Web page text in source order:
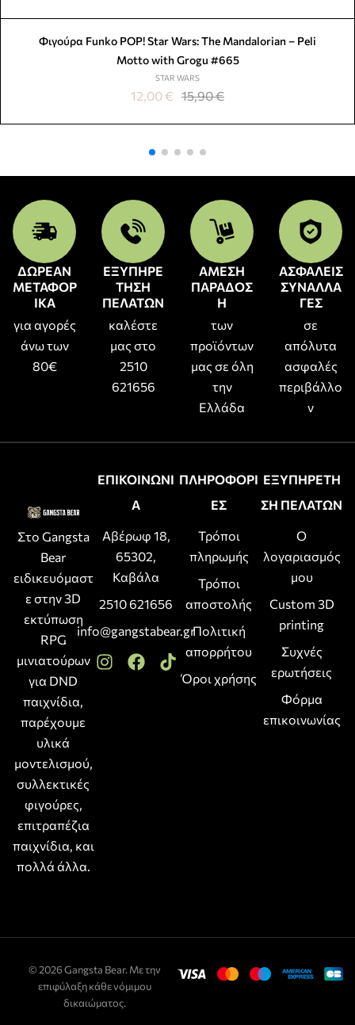
Φιγούρα Funko POP! Star Wars: The Mandalorian – Peli
Motto with Grogu #665
STAR WARS
15,90€
12,00€
ΔΩΡΕΑΝ
ΜΕΤΑΦΟΡ
ΙΚΑ
για αγορές
άνω των
80€
ΕΞΥΠΗΡΕ
ΤΗΣΗ
ΠΕΛΑΤΩΝ
καλέστε
μας στο
2510
621656
ΑΜΕΣΗ
ΠΑΡΑΔΟΣ
Η
των
προϊόντων
μας σε όλη
την
Ελλάδα
ΑΣΦΑΛΕΙΣ
ΣΥΝΑΛΛΑ
ΓΕΣ
σε
απόλυτα
ασφαλές
περιβάλλο
ν
Στο Gangsta
Bear
ειδικευόμαστ
ε στην 3D
εκτύπωση
RPG
μινιατούρων
για DND
παιχνίδια,
παρέχουμε
υλικά
μοντελισμού,
συλλεκτικές
φιγούρες,
επιτραπέζια
παιχνίδια, και
πολλά άλλα.
ΕΠΙΚΟΙΝΩΝΙ
Α
Αβέρωφ 18,
65302,
Καβάλα
2510 621656
info@gangstabear.gr
ΠΛΗΡΟΦΟΡΙ
ΕΣ
Τρόποι
πληρωμής
Τρόποι
αποστολής
Πολιτική
απορρήτου
Όροι χρήσης
ΕΞΥΠΗΡΕΤΗ
ΣΗ ΠΕΛΑΤΩΝ
Ο
λογαριασμός
μου
Custom 3D
printing
Συχνές
ερωτήσεις
Φόρμα
επικοινωνίας
© 2026 Gangsta Bear. Με την
επιφύλαξη κάθε νόμιμου
δικαιώματος.